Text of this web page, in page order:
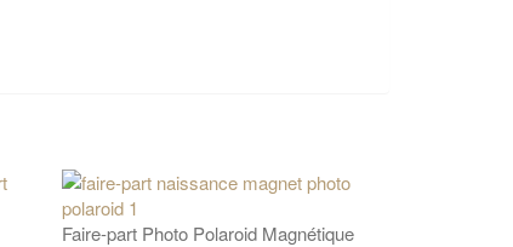
Faire-part Photo Polaroid Magnétique